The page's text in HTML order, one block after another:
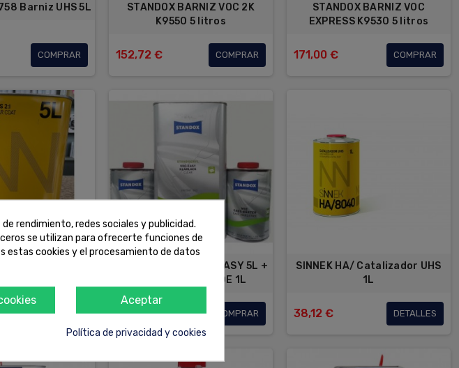
Barniz UHS 5L
COMPRAR
STANDOX BARNIZ VOC 2K
K9550 5 litros
152,72 € COMPRAR
STANDOX BARNIZ VOC
EXPRESS K9530 5 litros
171,00 € COMPRAR
COMPRAR
OFERTA KIT BARNIZ EASY 5L +
2 CATALIZADOR DE 1L
175,00 € COMPRAR
SINNEK HA/ Catalizador UHS
1L
38,12 € DETALLES
rendimiento, redes sociales y publicidad.
se utilizan para ofrecerte funciones de
estas cookies y el procesamiento de datos
Aceptar
Política de privacidad y cookies